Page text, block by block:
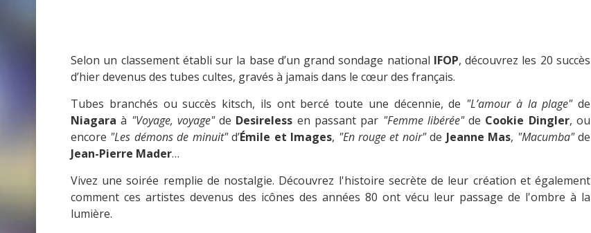
Selon un classement établi sur la base d’un grand sondage national IFOP, découvrez les 20 succès
d’hier devenus des tubes cultes, gravés à jamais dans le cœur des français.
Tubes branchés ou succès kitsch, ils ont bercé toute une décennie, de "L’amour à la plage"de
Niagara à "Voyage, voyage"de Desireless en passant par "Femme libérée"de Cookie Dingler, ou
encore "Les démons de minuit"d’Émile et Images, "En rouge et noir"de Jeanne Mas, "Macumba"de
Jean-Pierre Mader…
Vivez une soirée remplie de nostalgie. Découvrez l'histoire secrète de leur création et également
comment ces artistes devenus des icônes des années 80 ont vécu leur passage de l'ombre à la
lumière.